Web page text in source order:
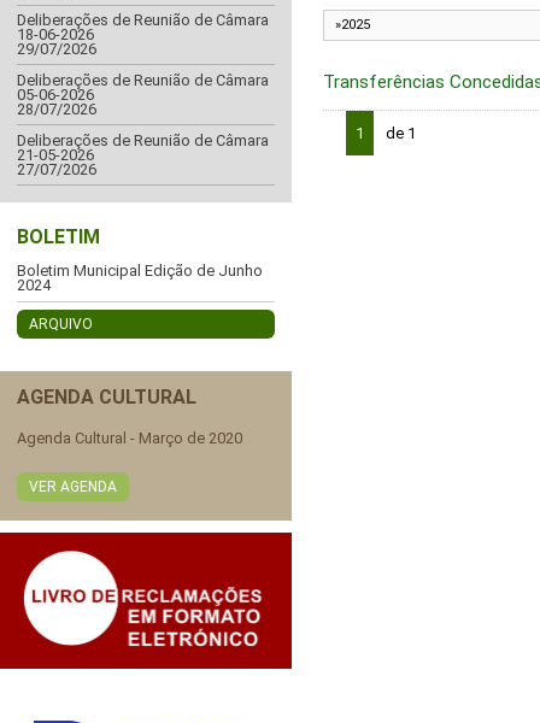
Deliberações de Reunião de Câmara
18-06-2026
29/07/2026
Deliberações de Reunião de Câmara
05-06-2026
28/07/2026
Deliberações de Reunião de Câmara
21-05-2026
27/07/2026
BOLETIM
Boletim Municipal Edição de Junho
2024
ARQUIVO
AGENDA CULTURAL
Agenda Cultural - Março de 2020
VER AGENDA
Transferências
1 de 1